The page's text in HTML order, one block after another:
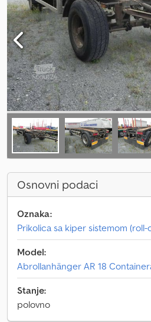
Osnovni podaci
Oznaka:
Prikolica sa kiper sistemom
Model:
Abrollanhänger AR 18
Stanje:
polovno